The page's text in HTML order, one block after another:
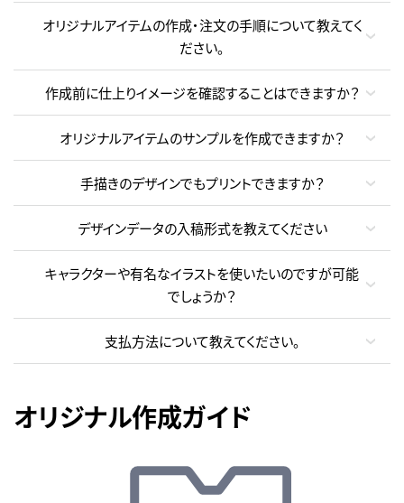
オリジナルアイテムの作成・注文の手順について教えてく
ださい。
作成前に仕上りイメージを確認することはできますか？
オリジナルアイテムのサンプルを作成できますか？
手描きのデザインでもプリントできますか？
デザインデータの入稿形式を教えてください
キャラクターや有名なイラストを使いたいのですが可能
でしょうか？
支払方法について教えてください。
オリジナル作成ガイド